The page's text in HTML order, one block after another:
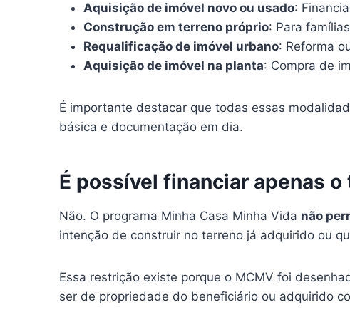
Aquisição de imóvel novo ou usado:
Construção em terreno próprio: Para
Requalificação de imóvel urbano: Reforma
Aquisição de imóvel na planta: Compra de
É importante destacar que todas essas
básica e documentação em dia.
É possível financiar apenas o
Não. O programa Minha Casa Minha Vida não
intenção de construir no terreno já adquirido ou
Essa restrição existe porque o MCMV foi
ser de propriedade do beneficiário ou adquirido